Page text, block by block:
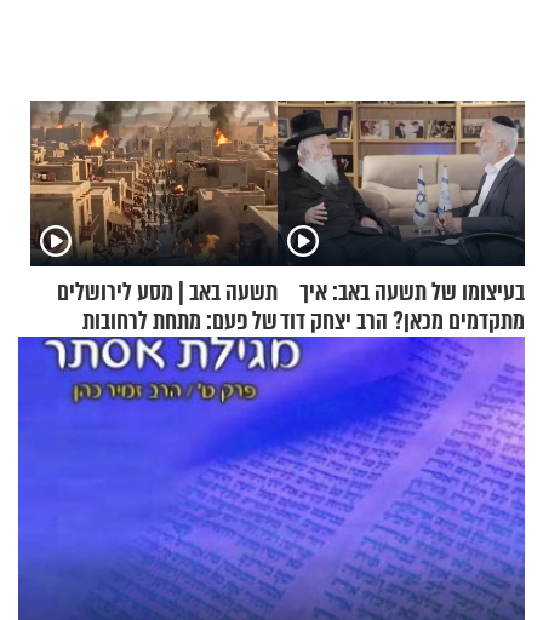
בעיצומו של תשעה באב: איך
מתקדמים מכאן? הרב יצחק דוד
גרוסמן בשיחה מיוחדת
תשעה באב | מסע לירושלים
של פעם: מתחת לרחובות
ירושלים